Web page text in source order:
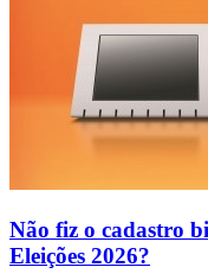
Não fiz o cadastro
Eleições 2026?